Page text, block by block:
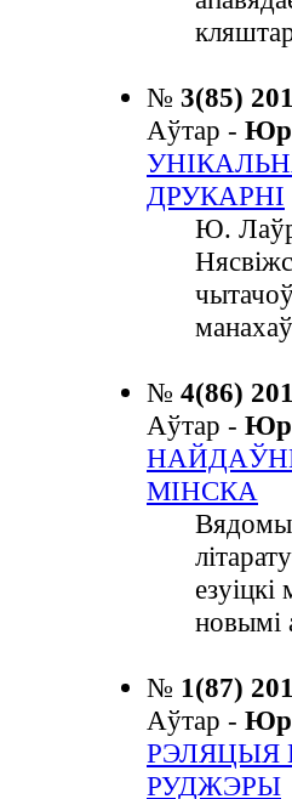
№ 3(85)
Аўтар -
ДРУКАРНІ
Ю.
№ 4(86)
Аўтар -
МІНСКА
Вядомы
новымі
№ 1(87)
Аўтар -
РЭЛЯЦЫЯ
РУДЖЭРЫ